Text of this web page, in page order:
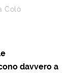
Colò
davvero a